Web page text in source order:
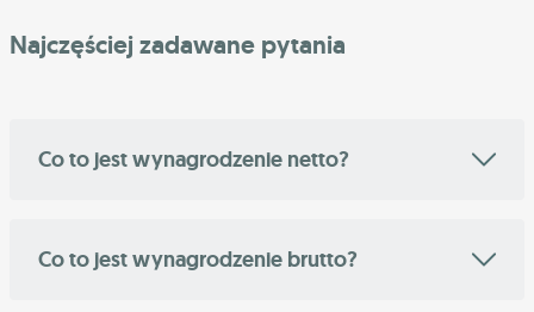
Najczęściej zadawane pytania
Co to jest wynagrodzenie netto?
Co to jest wynagrodzenie brutto?